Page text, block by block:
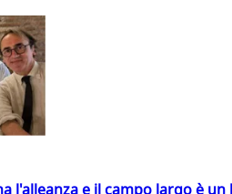
l'alleanza e il campo largo è